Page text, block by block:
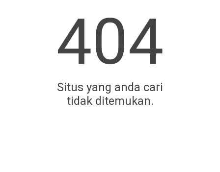
404
Situs yang anda cari
tidak ditemukan.